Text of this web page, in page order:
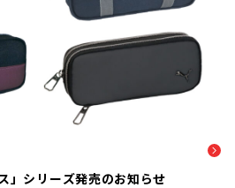
」シリーズ発売のお知らせ